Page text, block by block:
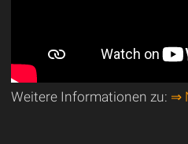
Weitere Informationen zu: ⇒